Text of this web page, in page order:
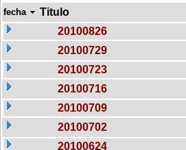
fecha Titulo
20100826
20100729
20100723
20100716
20100709
20100702
20100624